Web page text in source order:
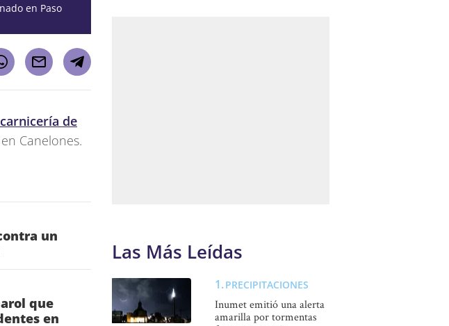
en Paso
de
Canelones.
un
que
en
Las Más Leídas
PRECIPITACIONES
Inumet emitió una alerta
amarilla por tormentas